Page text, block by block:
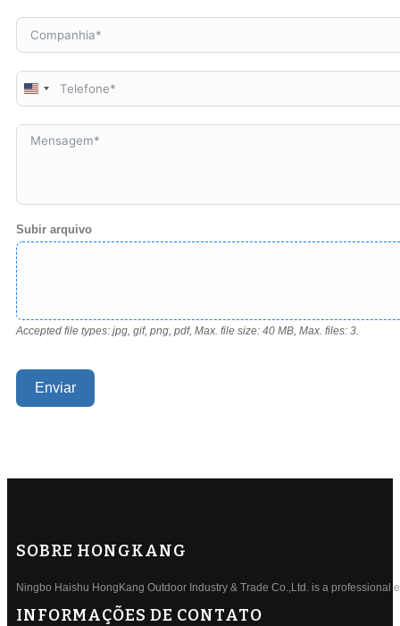
United
States
Subir arquivo
Accepted file types: jpg, gif, png, pdf, Max. file size: 40 MB, Max. files: 3.
Enviar
SOBRE HONGKANG
Ningbo Haishu HongKang Outdoor Industry & Trade Co.,Ltd. is a professional
INFORMAÇÕES DE CONTATO